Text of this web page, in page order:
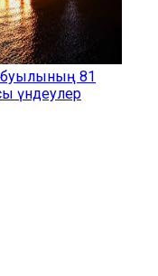
81
үндеулер